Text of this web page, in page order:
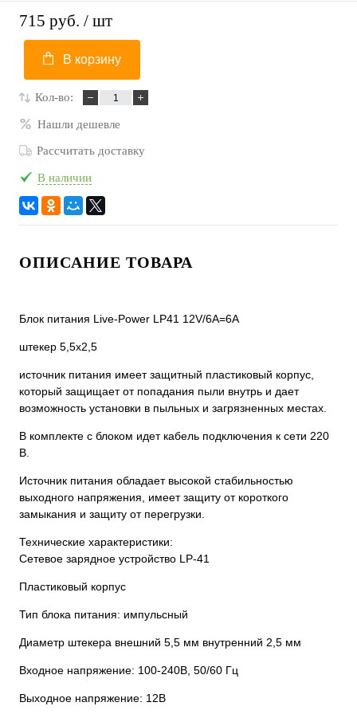
715 руб. / шт
В корзину
Кол-во:
Нашли дешевле
Рассчитать доставку
В наличии
ОПИСАНИЕ ТОВАРА
Блок питания Live-Power LP41 12V/6A=6A
штекер 5,5х2,5
источник питания имеет защитный пластиковый корпус,
который защищает от попадания пыли внутрь и дает
возможность установки в пыльных и загрязненных местах.
В комплекте с блоком идет кабель подключения к сети 220
В.
Источник питания обладает высокой стабильностью
выходного напряжения, имеет защиту от короткого
замыкания и защиту от перегрузки.
Технические характеристики:
Сетевое зарядное устройство LP-41
Пластиковый корпус
Тип блока питания: импульсный
Диаметр штекера внешний 5,5 мм внутренний 2,5 мм
Входное напряжение: 100-240В, 50/60 Гц
Выходное напряжение: 12В